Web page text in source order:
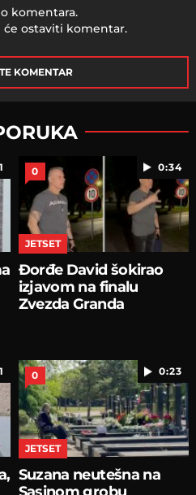
komentara.
ostaviti komentar.
KOMENTAR
0:34
0
JETSET
Đorđe David šokirao
izjavom na finalu
Zvezda Granda
0:23
0
JETSET
Suzana neutešna na
Sasinom grobu